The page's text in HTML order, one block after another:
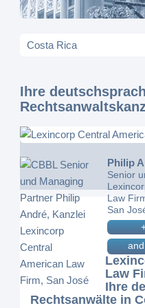
Ihre
Philip
Senior
Law
San
Law
Ihre
Rechtsanwälte in